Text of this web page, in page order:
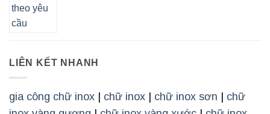
LIÊN KẾT NHANH
gia công chữ inox | chữ inox | chữ inox sơn | chữ